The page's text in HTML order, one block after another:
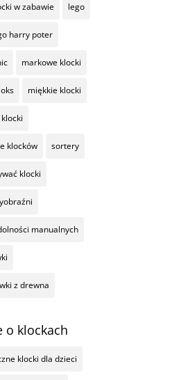
w zabawie lego
harry poter
markowe klocki
miękkie klocki
klocków sortery
klocki
manualnych
z drewna
o klockach
klocki dla dzieci